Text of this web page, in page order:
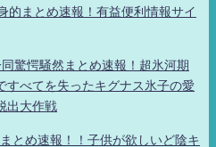
まとめ速報！有益便利情報サイ
驚愕騒然まとめ速報！超氷河期
すべてを失ったキグナス氷子の愛
出大作戦
とめ速報！！子供が欲しいど陰キ